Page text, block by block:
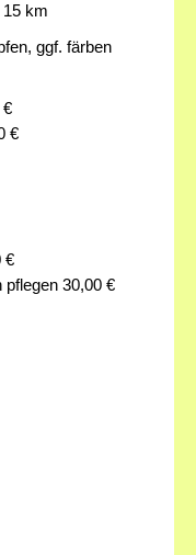
km
ggf. färben
€
€
€
30,00 €